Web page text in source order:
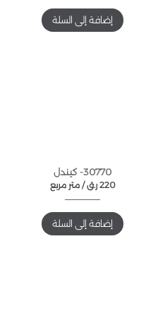
إضافة إلى السلة
30770- كيندل
متر مربع / 220 ر.ق
إضافة إلى السلة